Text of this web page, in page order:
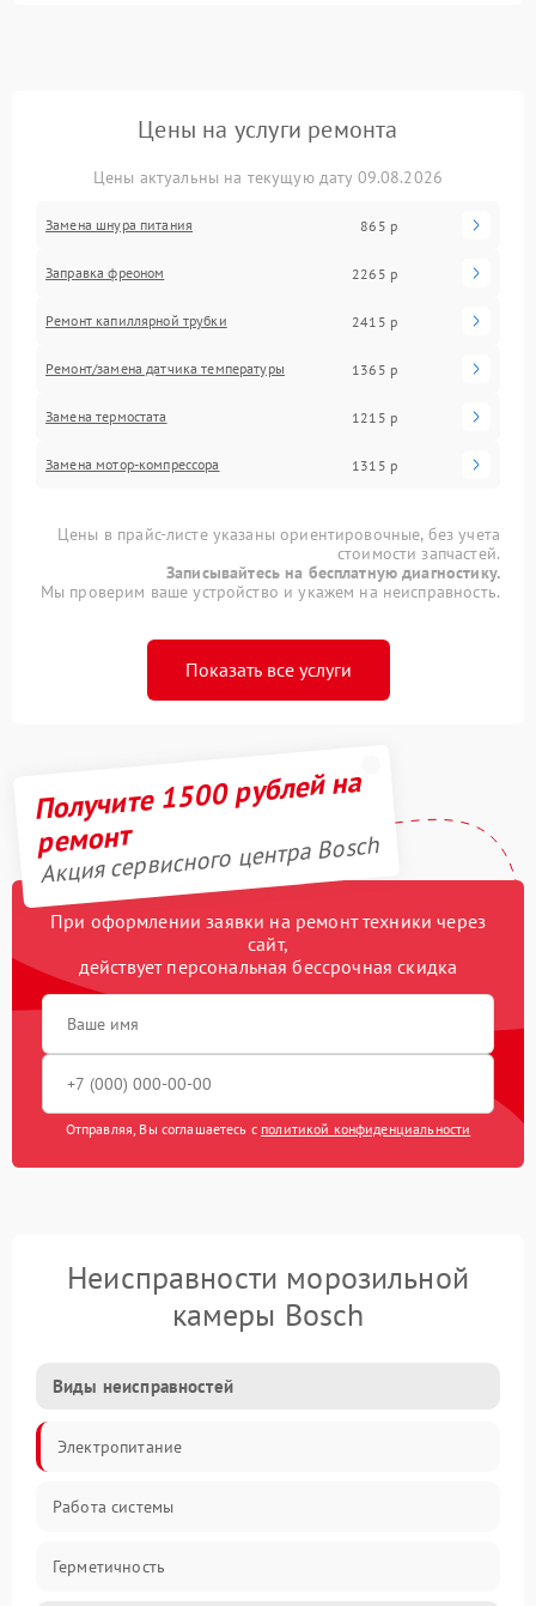
Цены на услуги ремонта
Цены актуальны на текущую дату 09.08.2026
Замена шнура питания 865 р
Заправка фреоном 2265 р
Ремонт капиллярной трубки 2415 р
Ремонт/замена датчика температуры 1365 р
Замена термостата 1215 р
Замена мотор-компрессора 1315 р
Цены в прайс-листе указаны ориентировочные, без учета
стоимости запчастей.
Записывайтесь на бесплатную диагностику.
Мы проверим ваше устройство и укажем на неисправность.
Показать все услуги
Получите 1500 рублей на
ремонт
Акция сервисного центра Bosch
При оформлении заявки на ремонт техники через
сайт,
действует персональная бессрочная скидка
Отправляя, Вы соглашаетесь с политикой конфиденциальности
Неисправности морозильной
камеры Bosch
Виды неисправностей
Электропитание
Работа системы
Герметичность